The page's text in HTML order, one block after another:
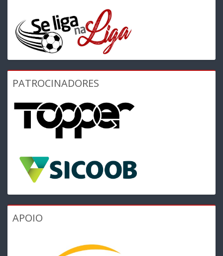
PATROCINADORES
APOIO